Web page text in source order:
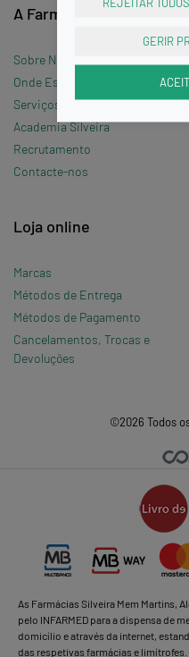
GERIR
A Farmácia
Sobre Nós
Onde Estamos »
Serviços
Academia Silveira
Recrutamento
Contacte-nos
Loja online
Marcas
Métodos de Entrega
Métodos de Pagamento
Cancelamentos, Trocas e
Devoluções
©2026 Todos
As Farmácias Silveira Mem Martins,
pelo INFARMED para a dispensa de
domicílio e através da internet,
das respetivas farmácias e limítrofes.